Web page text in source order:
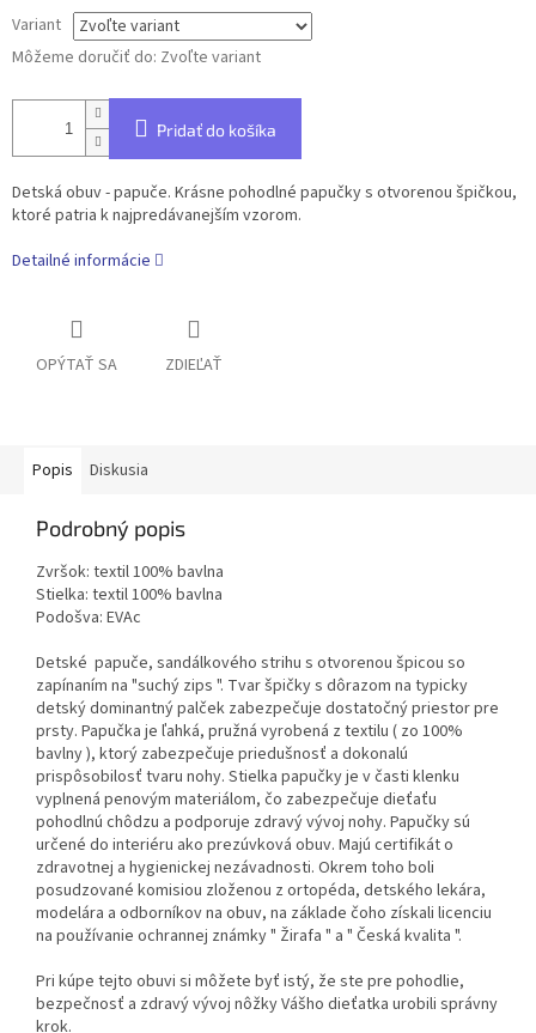
Variant
Môžeme doručiť do: Zvoľte variant
Pridať do košíka
Detská obuv - papuče. Krásne pohodlné papučky s otvorenou špičkou,
ktoré patria k najpredávanejším vzorom.
Detailné informácie
OPÝTAŤ SA ZDIEĽAŤ
Popis Diskusia
Podrobný popis
Zvršok: textil 100% bavlna
Stielka: textil 100% bavlna
Podošva: EVAc
Detské papuče, sandálkového strihu s otvorenou špicou so
zapínaním na "suchý zips ". Tvar špičky s dôrazom na typicky
detský dominantný palček zabezpečuje dostatočný priestor pre
prsty. Papučka je ľahká, pružná vyrobená z textilu ( zo 100%
bavlny ), ktorý zabezpečuje priedušnosť a dokonalú
prispôsobilosť tvaru nohy. Stielka papučky je v časti klenku
vyplnená penovým materiálom, čo zabezpečuje dieťaťu
pohodlnú chôdzu a podporuje zdravý vývoj nohy. Papučky sú
určené do interiéru ako prezúvková obuv. Majú certifikát o
zdravotnej a hygienickej nezávadnosti. Okrem toho boli
posudzované komisiou zloženou z ortopéda, detského lekára,
modelára a odborníkov na obuv, na základe čoho získali licenciu
na používanie ochrannej známky " Žirafa " a " Česká kvalita ".
Pri kúpe tejto obuvi si môžete byť istý, že ste pre pohodlie,
bezpečnosť a zdravý vývoj nôžky Vášho dieťatka urobili správny
krok.